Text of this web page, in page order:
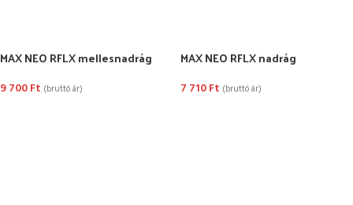
MAX NEO RFLX mellesnadrág
9 700Ft (bruttó ár)
MAX NEO RFLX nadrág
7 710Ft (bruttó ár)